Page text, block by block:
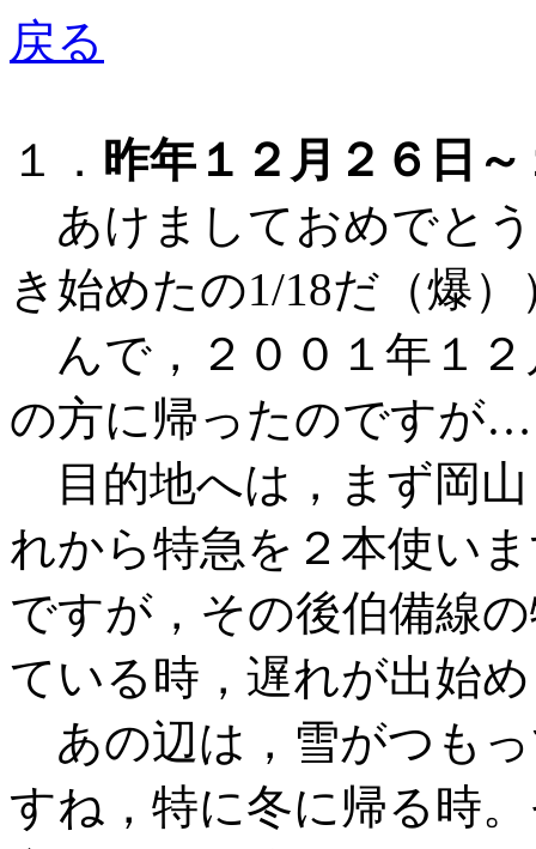
戻る
１． 昨年１２月２６日
あけましておめでと
き始めたの1/18だ（爆）
んで，２００１年１２
の方に帰ったのですが
目的地へは，まず岡
れから特急を２本使い
ですが，その後伯備線
ている時，遅れが出始
あの辺は，雪がつも
すね，特に冬に帰る時